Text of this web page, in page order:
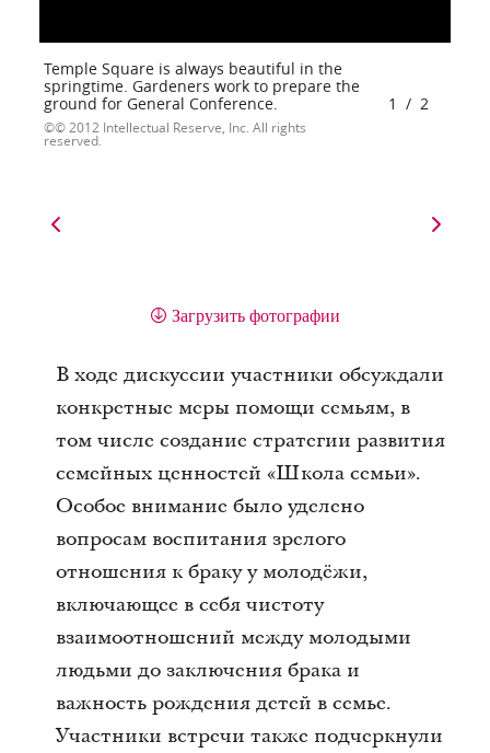
Temple Square is always beautiful in the
springtime. Gardeners work to prepare the
ground for General Conference.
© 2012 Intellectual Reserve, Inc. All rights
reserved.
1 / 2
Загрузить фотографии
В ходе дискуссии участники обсуждали
конкретные меры помощи семьям, в
том числе создание стратегии развития
семейных ценностей «Школа семьи».
Особое внимание было уделено
вопросам воспитания зрелого
отношения к браку у молодёжи,
включающее в себя чистоту
взаимоотношений между молодыми
людьми до заключения брака и
важность рождения детей в семье.
Участники встречи также подчеркнули